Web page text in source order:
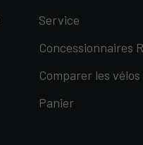
Service
Concessionnaires
Comparer les vélos
Panier